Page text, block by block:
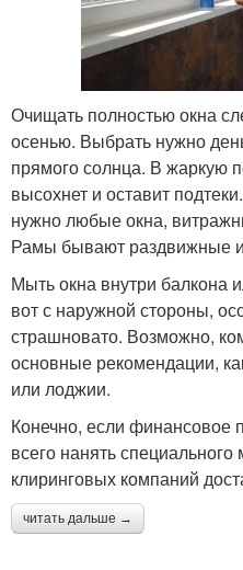
Очищать полностью окна
осенью. Выбрать нужно
прямого солнца. В жаркую
высохнет и оставит
нужно любые окна,
Рамы бывают раздвижные
Мыть окна внутри балкона
вот с наружной стороны,
страшновато. Возможно,
основные рекомендации,
или лоджии.
Конечно, если финансовое
всего нанять
клиринговых компаний
читать дальше →